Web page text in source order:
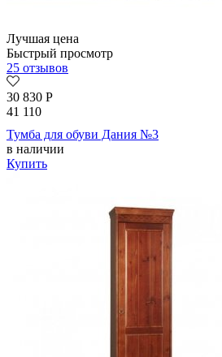
Лучшая цена
Быстрый просмотр
25 отзывов
30 830 Р
41 110
Тумба для обуви Дания №3
в наличии
Купить